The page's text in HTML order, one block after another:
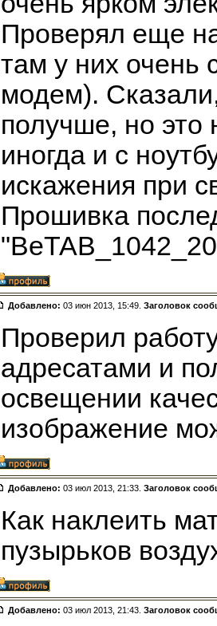
Проверял еще
там у них очень
модем).
получше, но это
иногда и с
искажения при
Прошивка
Добавлено: 03 июн 2013, 15:49. Заголовок
Проверил
адресатами и
освещении
изображение
Добавлено: 03 июл 2013, 21:33. Заголовок
Как наклеить
пузырьков
Добавлено: 03 июл 2013, 21:43. Заголовок